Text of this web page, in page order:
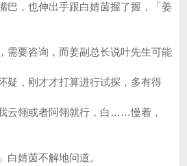
巴，也伸出手跟白婧茵握了握，「姜
要咨询，而姜副总长说叶先生可能
疑，刚才才打算进行试探，多有得
翎或者阿翎就行，白……慢着，
婧茵不解地问道。